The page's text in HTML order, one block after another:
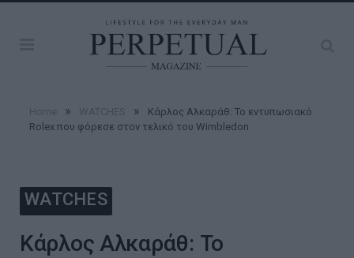
» »
Κάρλος Αλκαράθ: Το εντυπωσιακό
Rolex που φόρεσε στον τελικό του Wimbledon
WATCHES
Κάρλος Αλκαράθ: Το